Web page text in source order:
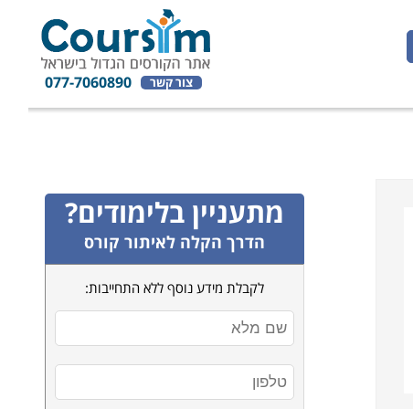
צור קשר 077-7060890
מתעניין בלימודים?
הדרך הקלה לאיתור קורס
לקבלת מידע נוסף ללא התחייבות: